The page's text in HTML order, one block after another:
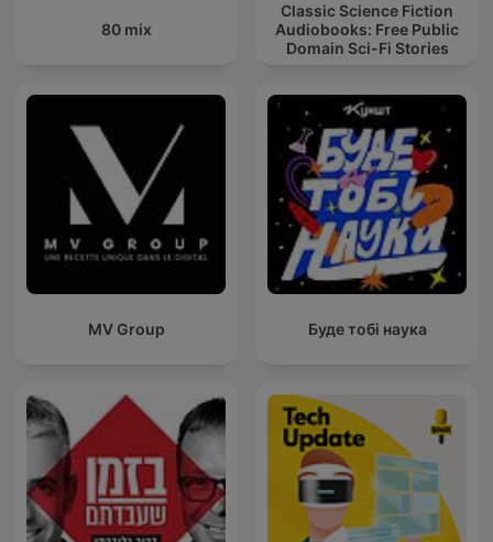
80 mix
Classic Science Fiction
Audiobooks: Free Public
Domain Sci-Fi Stories
MV Group Буде тобі наука